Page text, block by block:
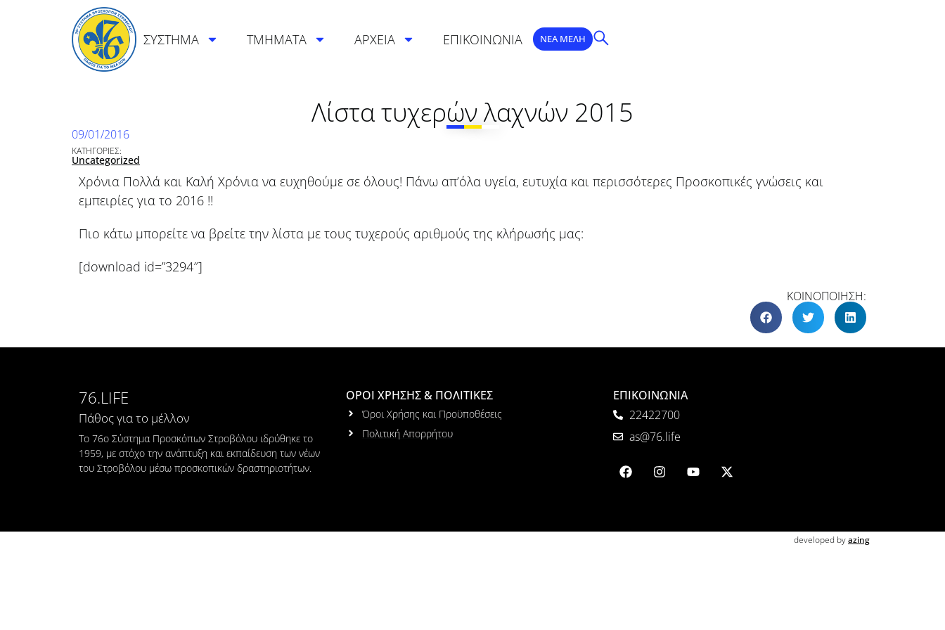
ΣΥΣΤΗΜΑ ΤΜΗΜΑΤΑ ΑΡΧΕΙΑ ΕΠΙΚΟΙΝΩΝΙΑ ΝΕΑ ΜΕΛΗ
Λίστα τυχερών λαχνών 2015
09/01/2016
ΚΑΤΗΓΟΡΙΕΣ:
Uncategorized
Χρόνια Πολλά και Καλή Χρόνια να ευχηθούμε σε όλους! Πάνω απ’όλα υγεία, ευτυχία και περισσότερες Προσκοπικές γνώσεις και
εμπειρίες για το 2016 !!
Πιο κάτω μπορείτε να βρείτε την λίστα με τους τυχερούς αριθμούς της κλήρωσής μας:
[download id=”3294″]
ΚΟΙΝΟΠΟΙΗΣΗ:
76.LIFE
Πάθος για το μέλλον
Το 76ο Σύστημα Προσκόπων Στροβόλου ιδρύθηκε το
1959, με στόχο την ανάπτυξη και εκπαίδευση των νέων
του Στροβόλου μέσω προσκοπικών δραστηριοτήτων.
ΟΡΟΙ ΧΡΗΣΗΣ & ΠΟΛΙΤΙΚΕΣ
Όροι Χρήσης και Προϋποθέσεις
Πολιτική Απορρήτου
ΕΠΙΚΟΙΝΩΝΙΑ
22422700
as@76.life
developed byazing